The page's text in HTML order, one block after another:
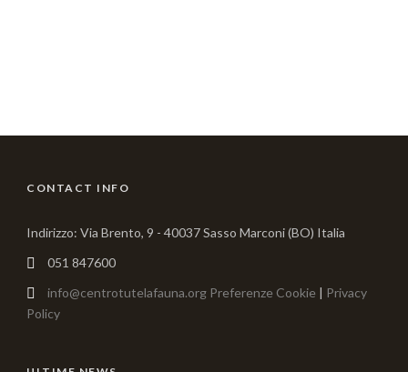
CONTACT INFO
Indirizzo: Via Brento, 9 - 40037 Sasso Marconi (BO) Italia
051 847600
info@centrotutelafauna.org Preferenze Cookie | Privacy
Policy